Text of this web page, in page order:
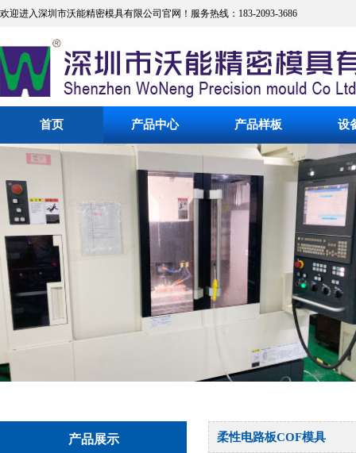
欢迎进入深圳市沃能精密模具有限公司官网！服务热线：183-2093-3686
首页 产品中心 产品样板 设
产品展示 柔性电路板COF模具